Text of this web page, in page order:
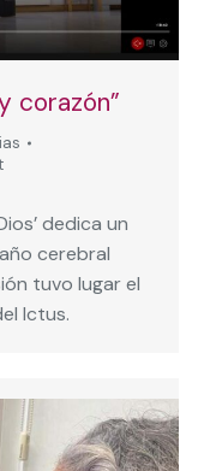
corazón”
dedica un
cerebral
tuvo lugar el
Ictus.